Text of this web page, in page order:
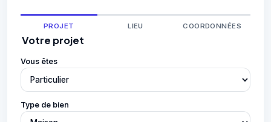
PROJET LIEU COORDONNÉES
Votre projet
Vous êtes
Type de bien